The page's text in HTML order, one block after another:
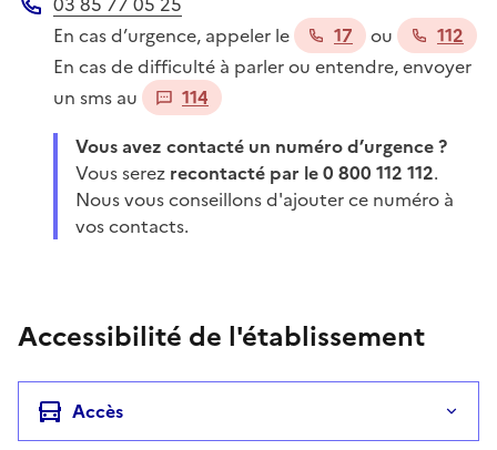
Téléphone
En cas d’urgence, appeler le
17 ou
112
En cas de difficulté à parler ou entendre, envoyer
un sms au
114
Vous avez contacté un numéro d’urgence ?
Vous serez recontacté par le 0 800 112 112.
Nous vous conseillons d'ajouter ce numéro à
vos contacts.
Accessibilité de l'établissement
Accès